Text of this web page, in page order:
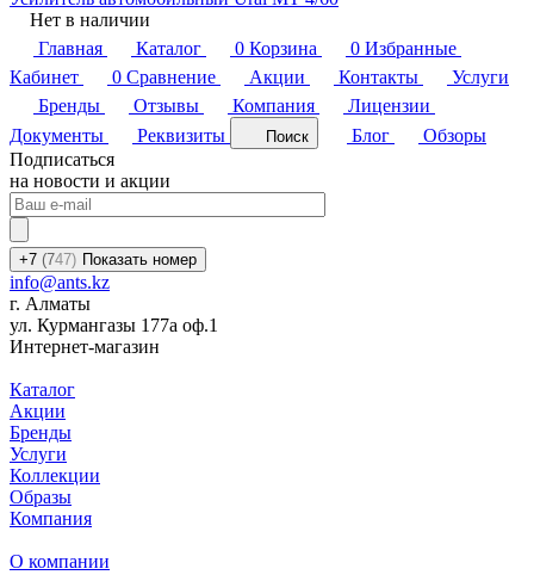
Нет в наличии
Главная
Каталог 0 Корзина 0 Избранные
Кабинет
0 Сравнение Акции Контакты
Услуги
Бренды
Отзывы Компания
Лицензии
Документы
Реквизиты Поиск Блог
Обзоры
Подписаться
на новости и акции
+7 (747) Показать номер
info@ants.kz
г. Алматы
ул. Курмангазы 177а оф.1
Интернет-магазин
Каталог
Акции
Бренды
Услуги
Коллекции
Образы
Компания
О компании